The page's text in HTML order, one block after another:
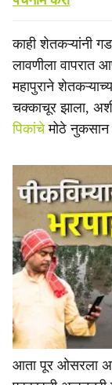
काही शेतकऱ्यांनी
लावणीला वापरात
महापुराने
चक्काचूर झाला,
पिकांचेमोठे
आता पूर ओसरला